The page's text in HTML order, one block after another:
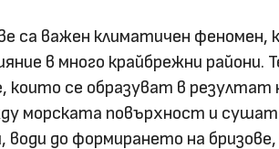
са важен климатичен феномен,
в много крайбрежни райони.
се образуват в резултат
морската повърхност и
води до формирането на